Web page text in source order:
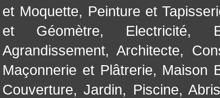
et Moquette, Peinture et
et Géomètre, Electricité,
Agrandissement, Architecte,
Maçonnerie et Plâtrerie, Maison
Couverture,Jardin, Piscine,